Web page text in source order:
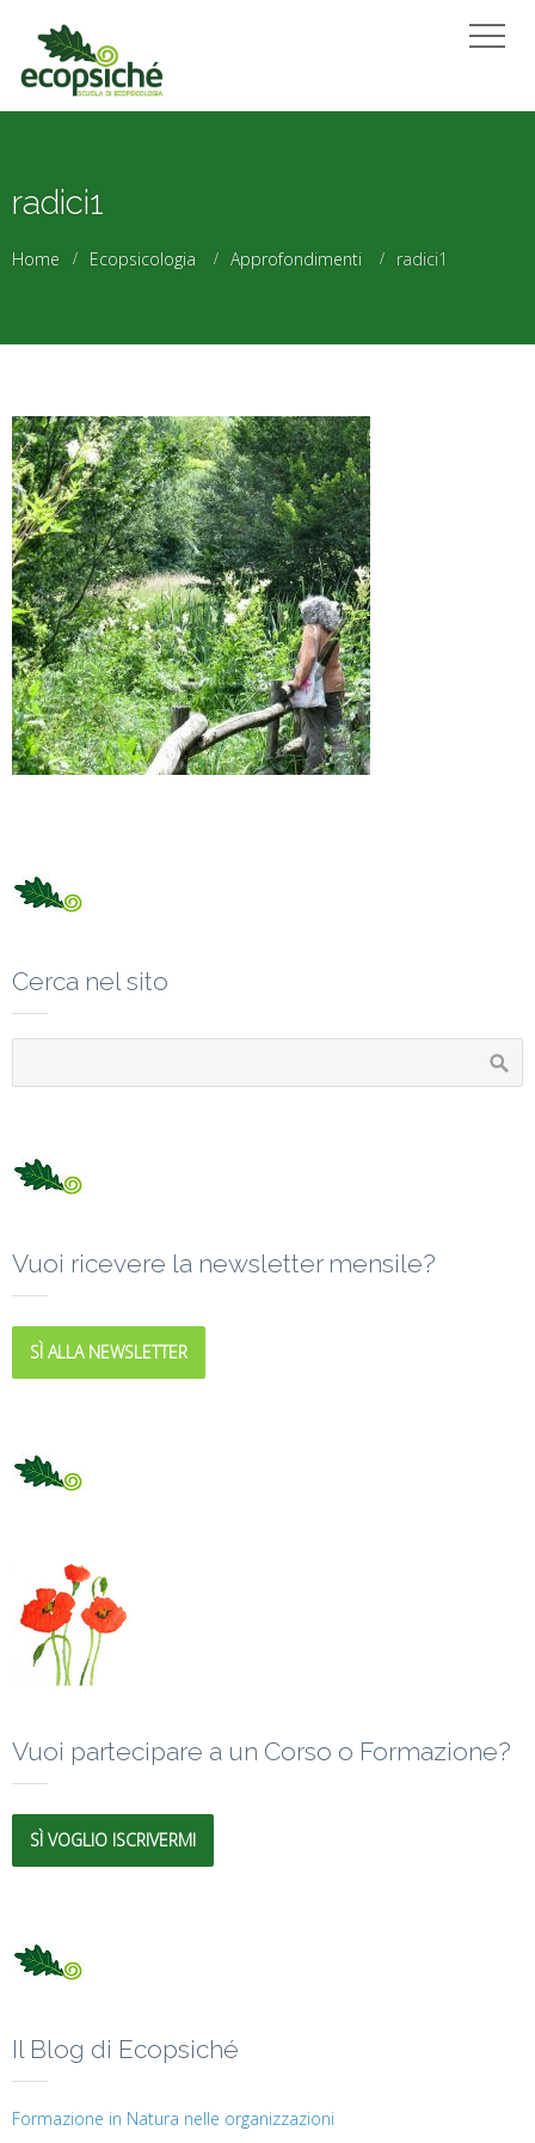
radici1
Home Ecopsicologia Approfondimenti radici1
Cerca nel sito
Vuoi ricevere la newsletter mensile?
SÌ ALLA NEWSLETTER
Vuoi partecipare a un Corso o Formazione?
SÌ VOGLIO ISCRIVERMI
Il Blog di Ecopsiché
Formazione in Natura nelle organizzazioni